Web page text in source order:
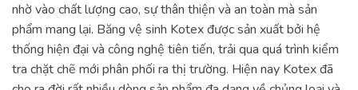
nhờ vào chất lượng cao, sự thân thiện và an toàn mà sản
phẩm mang lại. Băng vệ sinh Kotex được sản xuất bởi hệ
thống hiện đại và công nghệ tiên tiến, trải qua quá trình kiểm
tra chặt chẽ mới phân phối ra thị trường. Hiện nay Kotex đã